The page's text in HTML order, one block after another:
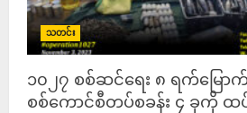
သတင်း
၁၀၂၇ စစ်ဆင်ရေး ၈ ရက်မြေ
စစ်ကောင်စီတပ်စခန်း ၄ ခုကို